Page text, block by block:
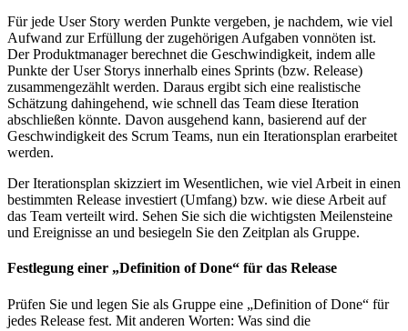
Für jede User Story werden Punkte vergeben, je nachdem, wie viel
Aufwand zur Erfüllung der zugehörigen Aufgaben vonnöten ist.
Der Produktmanager berechnet die Geschwindigkeit, indem alle
Punkte der User Storys innerhalb eines Sprints (bzw. Release)
zusammengezählt werden. Daraus ergibt sich eine realistische
Schätzung dahingehend, wie schnell das Team diese Iteration
abschließen könnte. Davon ausgehend kann, basierend auf der
Geschwindigkeit des Scrum Teams, nun ein Iterationsplan erarbeitet
werden.
Der Iterationsplan skizziert im Wesentlichen, wie viel Arbeit in einen
bestimmten Release investiert (Umfang) bzw. wie diese Arbeit auf
das Team verteilt wird. Sehen Sie sich die wichtigsten Meilensteine
und Ereignisse an und besiegeln Sie den Zeitplan als Gruppe.
Festlegung einer „Definition of Done“ für das Release
Prüfen Sie und legen Sie als Gruppe eine „Definition of Done“ für
jedes Release fest. Mit anderen Worten: Was sind die